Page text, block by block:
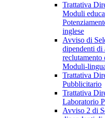
Trattativa
Moduli
inglese
Avviso di
dipendenti di
reclutamento
Moduli-
Trattativa
Pubblicitario
Trattativa
Laboratorio
Avviso 2 di